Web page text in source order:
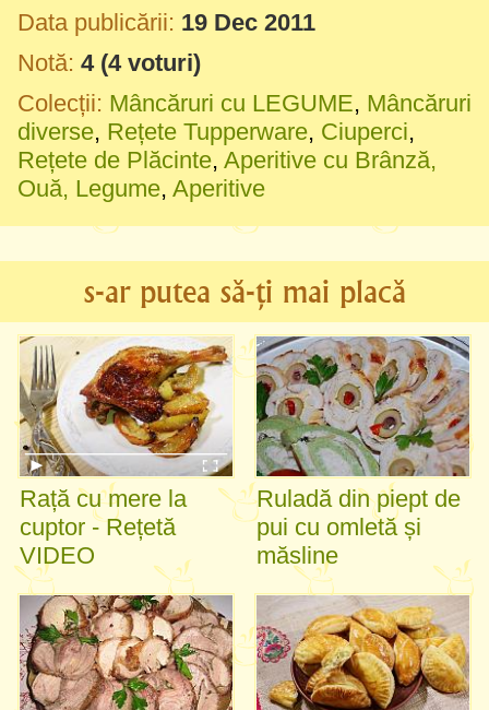
Data publicării: 19 Dec 2011
Notă: 4(4voturi)
Colecții: Mâncăruri cu LEGUME, Mâncăruri
diverse, Rețete Tupperware, Ciuperci,
Rețete de Plăcinte, Aperitive cu Brânză,
Ouă, Legume, Aperitive
s-ar putea să-ți mai placă
Rață cu mere la
cuptor - Rețetă
VIDEO
Ruladă din piept de
pui cu omletă și
măsline